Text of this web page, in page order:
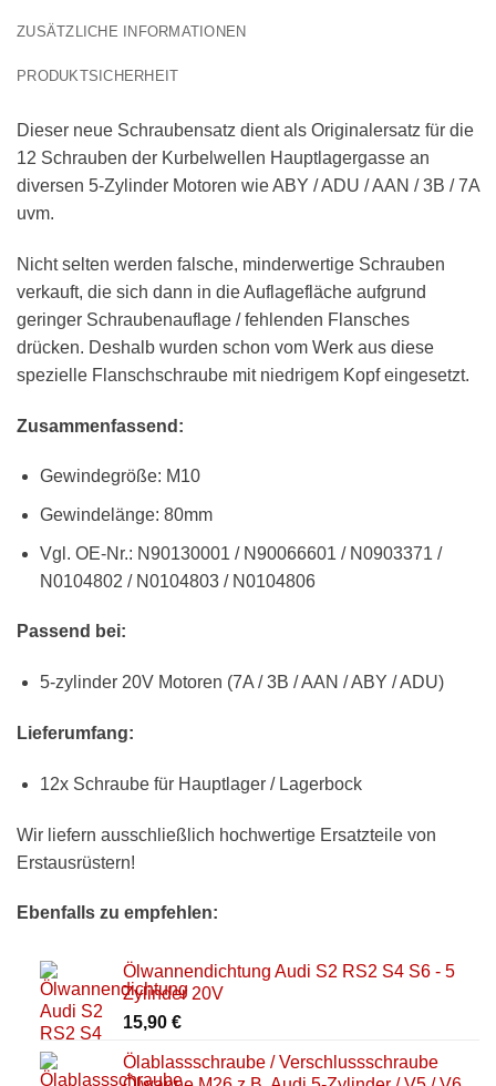
ZUSÄTZLICHE INFORMATIONEN
PRODUKTSICHERHEIT
Dieser neue Schraubensatz dient als Originalersatz für die
12 Schrauben der Kurbelwellen Hauptlagergasse an
diversen 5-Zylinder Motoren wie ABY / ADU / AAN / 3B / 7A
uvm.
Nicht selten werden falsche, minderwertige Schrauben
verkauft, die sich dann in die Auflagefläche aufgrund
geringer Schraubenauflage / fehlenden Flansches
drücken. Deshalb wurden schon vom Werk aus diese
spezielle Flanschschraube mit niedrigem Kopf eingesetzt.
Zusammenfassend:
Gewindegröße: M10
Gewindelänge: 80mm
Vgl. OE-Nr.: N90130001 / N90066601 / N0903371 /
N0104802 / N0104803 / N0104806
Passend bei:
5-zylinder 20V Motoren (7A / 3B / AAN / ABY / ADU)
Lieferumfang:
12x Schraube für Hauptlager / Lagerbock
Wir liefern ausschließlich hochwertige Ersatzteile von
Erstausrüstern!
Ebenfalls zu empfehlen:
Ölwannendichtung Audi S2 RS2 S4 S6 - 5
Zylinder 20V
15,90 €
Ölablassschraube / Verschlussschraube